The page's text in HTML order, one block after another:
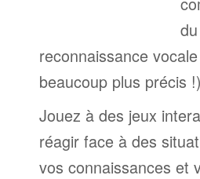
reconnaissance
beaucoup plus précis !)
Jouez à des jeux
réagir face à des
vos connaissances et